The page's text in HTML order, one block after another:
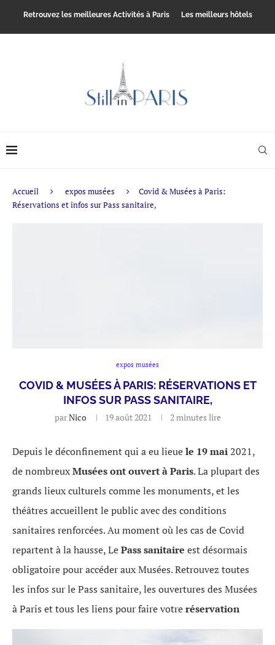
Retrouvez les meilleures Activités à Paris Les meilleurs hôtels
Accueil expos musées
Covid & Musées à Paris:
Réservations et infos sur Pass sanitaire,
expos musées
COVID & MUSÉES À PARIS: RÉSERVATIONS ET
INFOS SUR PASS SANITAIRE,
parNico 19 août 2021 2 minutes lire
Depuis le déconfinement qui a eu lieuele 19 mai2021,
de nombreuxMusées ont ouvert à Paris. La plupart des
grands lieux culturels comme les monuments, et les
théâtres accueillent le public avec des conditions
sanitaires renforcées. Au moment où les cas de Covid
repartent à la hausse, LePass sanitaire est désormais
obligatoire pour accéder aux Musées. Retrouvez toutes
les infos sur le Pass sanitaire, les ouvertures des Musées
à Paris et tous les liens pour faire votreréservation